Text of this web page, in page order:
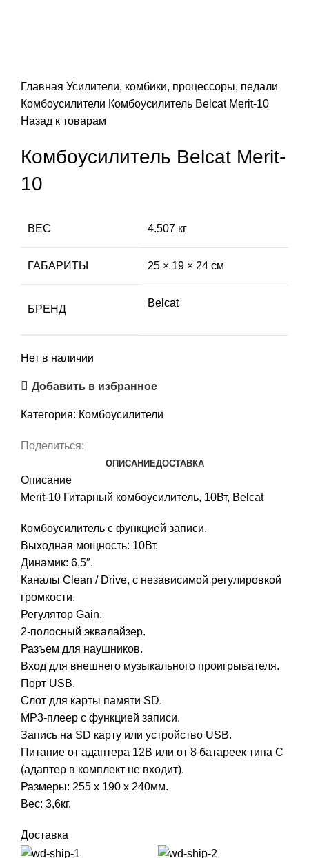
Главная Усилители, комбики, процессоры, педали
Комбоусилители Комбоусилитель Belcat Merit-10
Назад к товарам
Комбоусилитель Belcat Merit-
10
ВЕС 4.507 кг
ГАБАРИТЫ 25 × 19 × 24 см
БРЕНД
Belcat
Нет в наличии
Добавить в избранное
Категория: Комбоусилители
Поделиться:
ОПИСАНИЕДОСТАВКА
Описание
Merit-10 Гитарный комбоусилитель, 10Вт, Belcat
Комбоусилитель с функцией записи.
Выходная мощность: 10Вт.
Динамик: 6,5″.
Каналы Clean / Drive, с независимой регулировкой
громкости.
Регулятор Gain.
2-полосный эквалайзер.
Разъем для наушников.
Вход для внешнего музыкального проигрывателя.
Порт USB.
Слот для карты памяти SD.
MP3-плеер с функцией записи.
Запись на SD карту или устройство USB.
Питание от адаптера 12В или от 8 батареек типа C
(адаптер в комплект не входит).
Размеры: 255 х 190 х 240мм.
Вес: 3,6кг.
Доставка